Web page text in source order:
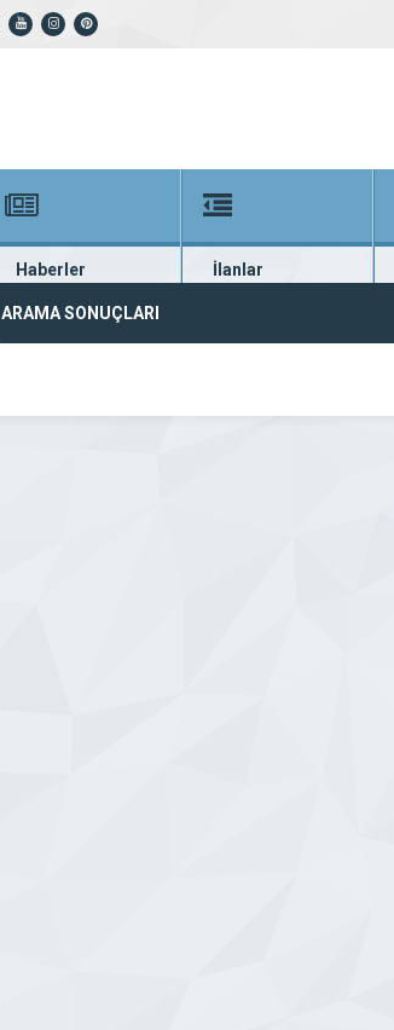
Haberler
En güncel haberler
İlanlar
Güncel seri ilanlar
ARAMA SONUÇLARI